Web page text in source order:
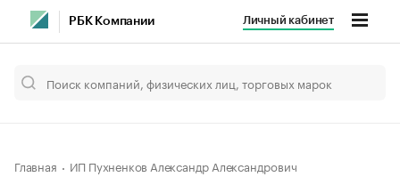
РБК Компании Личный кабинет
Главная ИП Пухненков Александр Александрович